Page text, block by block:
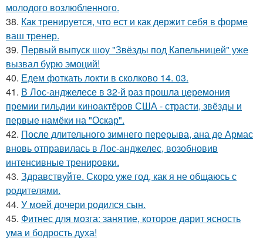
молодого возлюбленного.
38. Как тренируется, что ест и как держит себя в форме
ваш тренер.
39. Первый выпуск шоу "Звёзды под Капельницей" уже
вызвал бурю эмоций!
40. Едем фоткать локти в сколково 14. 03.
41. В Лос-анджелесе в 32-й раз прошла церемония
премии гильдии киноактёров США - страсти, звёзды и
первые намёки на "Оскар".
42. После длительного зимнего перерыва, ана де Армас
вновь отправилась в Лос-анджелес, возобновив
интенсивные тренировки.
43. Здравствуйте. Скоро уже год, как я не общаюсь с
родителями.
44. У моей дочери родился сын.
45. Фитнес для мозга: занятие, которое дарит ясность
ума и бодрость духа!